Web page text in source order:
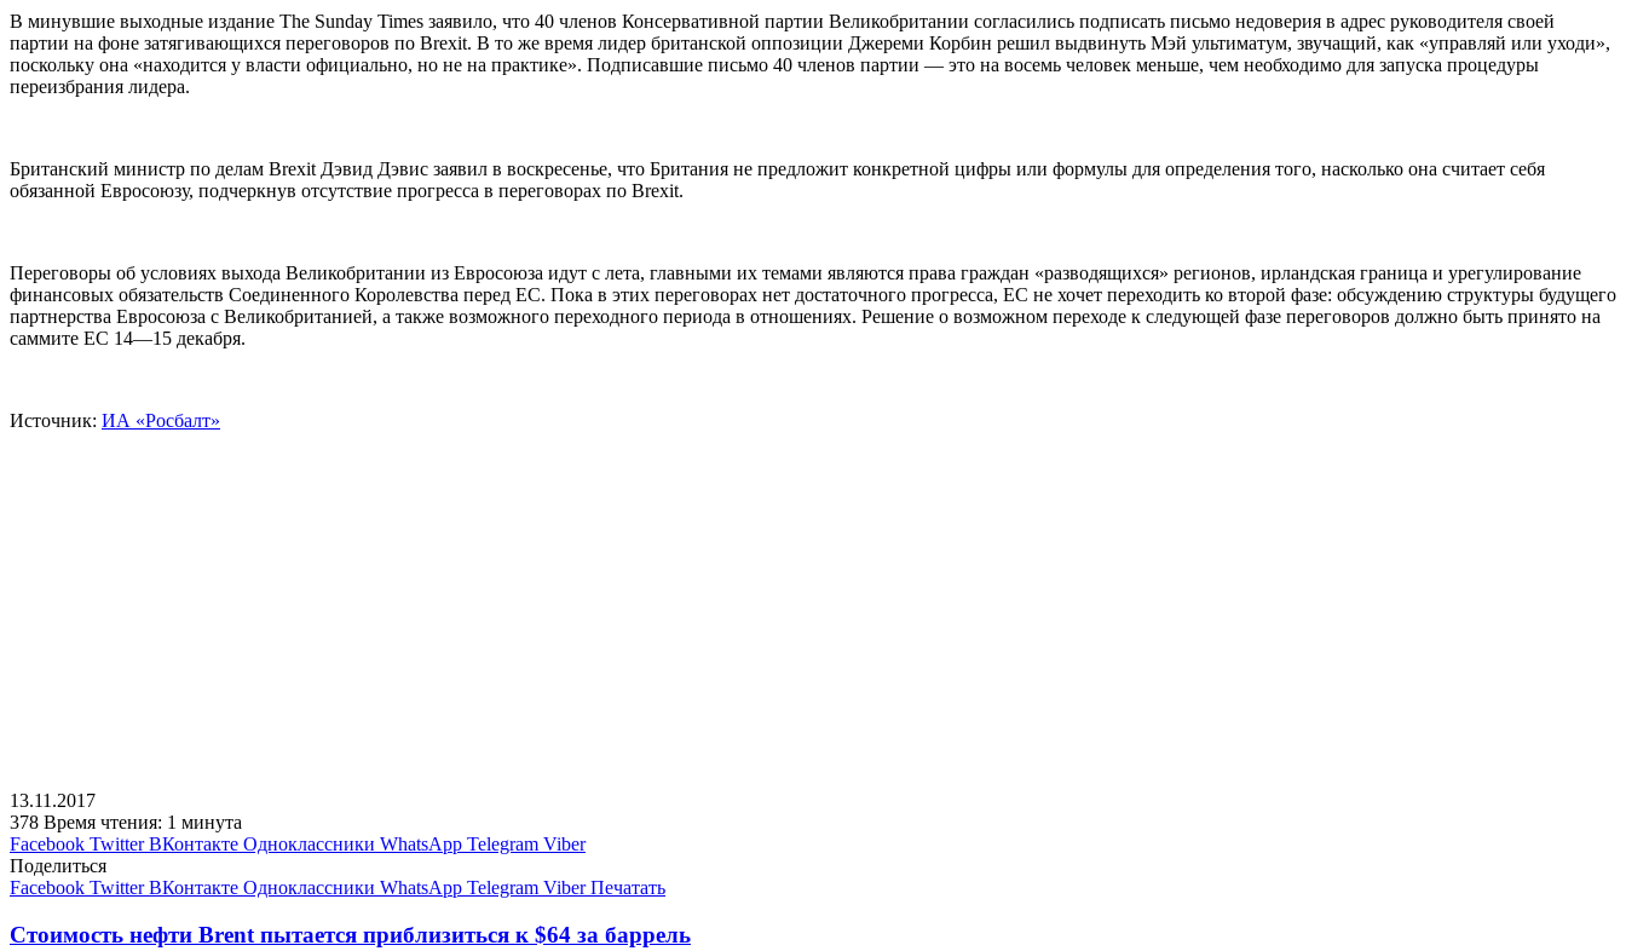
В минувшие выходные издание The Sunday Times заявило, что 40 членов Консервативной партии Великобритании согласились подписать письмо недоверия в адрес руководителя своей
партии на фоне затягивающихся переговоров по Brexit. В то же время лидер британской оппозиции Джереми Корбин решил выдвинуть Мэй ультиматум, звучащий, как «управляй или уходи»,
поскольку она «находится у власти официально, но не на практике». Подписавшие письмо 40 членов партии — это на восемь человек меньше, чем необходимо для запуска процедуры
переизбрания лидера.
Британский министр по делам Brexit Дэвид Дэвис заявил в воскресенье, что Британия не предложит конкретной цифры или формулы для определения того, насколько она считает себя
обязанной Евросоюзу, подчеркнув отсутствие прогресса в переговорах по Brexit.
Переговоры об условиях выхода Великобритании из Евросоюза идут с лета, главными их темами являются права граждан «разводящихся» регионов, ирландская граница и урегулирование
финансовых обязательств Соединенного Королевства перед ЕС. Пока в этих переговорах нет достаточного прогресса, ЕС не хочет переходить ко второй фазе: обсуждению структуры будущего
партнерства Евросоюза с Великобританией, а также возможного переходного периода в отношениях. Решение о возможном переходе к следующей фазе переговоров должно быть принято на
саммите ЕС 14—15 декабря.
Источник: ИА «Росбалт»
13.11.2017
378 Время чтения: 1 минута
Facebook Twitter ВКонтакте Одноклассники WhatsApp Telegram Viber
Поделиться
Facebook Twitter ВКонтакте Одноклассники WhatsApp Telegram Viber Печатать
Стоимость нефти Brent пытается приблизиться к $64 за баррель